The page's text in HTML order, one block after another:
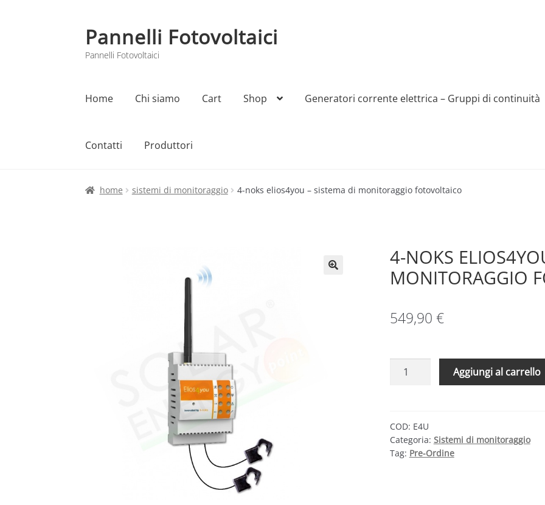
Vai
alla
navigazione
Vai
al
contenuto
Pannelli Fotovoltaici
Pannelli Fotovoltaici
Home Chi siamo Cart Shop Generatori corrente elettrica – Gruppi di continuità
Contatti Produttori
Home Cart Checkout Chi siamo Contatti My account Produttori Sample Page Shop
home sistemi di monitoraggio 4-noks elios4you – sistema di monitoraggio fotovoltaico
4-NOKS
MONITORAGGIO
549,90 €
SISTEMA
DI
MONITORAGGIO
Aggiungi al carrello
COD: E4U
Categoria: Sistemi di monitoraggio
Tag: Pre-Ordine